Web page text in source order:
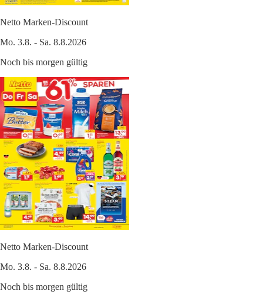
Netto Marken-Discount
Mo. 3.8. - Sa. 8.8.2026
Noch bis morgen gültig
Netto Marken-Discount
Mo. 3.8. - Sa. 8.8.2026
Noch bis morgen gültig